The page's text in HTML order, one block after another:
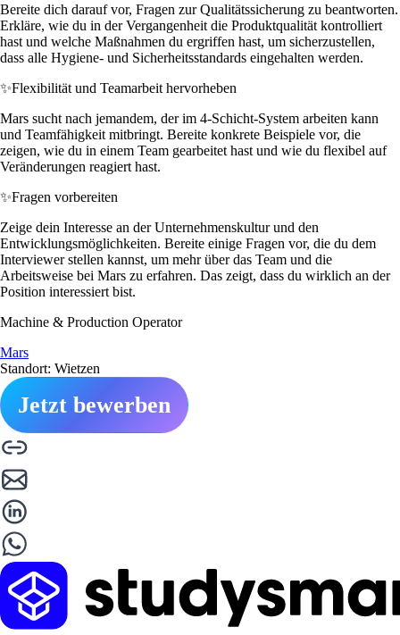
Bereite dich darauf vor, Fragen zur Qualitätssicherung zu beantworten.
Erkläre, wie du in der Vergangenheit die Produktqualität kontrolliert
hast und welche Maßnahmen du ergriffen hast, um sicherzustellen,
dass alle Hygiene- und Sicherheitsstandards eingehalten werden.
✨Flexibilität und Teamarbeit hervorheben
Mars sucht nach jemandem, der im 4-Schicht-System arbeiten kann
und Teamfähigkeit mitbringt. Bereite konkrete Beispiele vor, die
zeigen, wie du in einem Team gearbeitet hast und wie du flexibel auf
Veränderungen reagiert hast.
✨Fragen vorbereiten
Zeige dein Interesse an der Unternehmenskultur und den
Entwicklungsmöglichkeiten. Bereite einige Fragen vor, die du dem
Interviewer stellen kannst, um mehr über das Team und die
Arbeitsweise bei Mars zu erfahren. Das zeigt, dass du wirklich an der
Position interessiert bist.
Machine & Production Operator
Mars
Standort: Wietzen
Jetzt bewerben